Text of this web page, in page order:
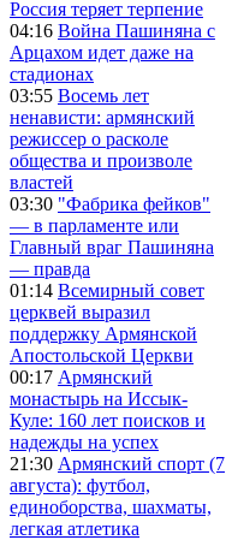
Россия теряет терпение
04:16 Война Пашиняна с
Арцахом идет даже на
стадионах
03:55 Восемь лет
ненависти: армянский
режиссер о расколе
общества и произволе
властей
03:30 "Фабрика фейков"
— в парламенте или
Главный враг Пашиняна
— правда
01:14 Всемирный совет
церквей выразил
поддержку Армянской
Апостольской Церкви
00:17 Армянский
монастырь на Иссык-
Куле: 160 лет поисков и
надежды на успех
21:30 Армянский спорт (7
августа): футбол,
единоборства, шахматы,
легкая атлетика